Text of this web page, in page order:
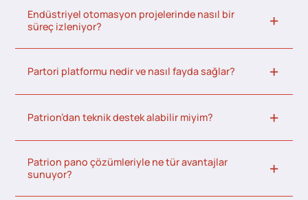
Endüstriyel otomasyon projelerinde nasıl bir
süreç izleniyor?
Partori platformu nedir ve nasıl fayda sağlar?
Patrion’dan teknik destek alabilir miyim?
Patrion pano çözümleriyle ne tür avantajlar
sunuyor?